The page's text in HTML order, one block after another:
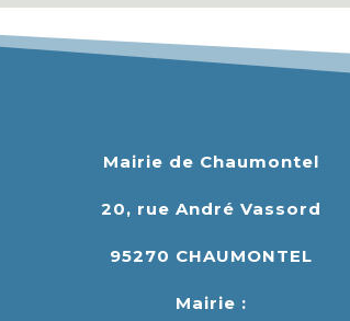
Mairie de Chaumontel
20, rue André Vassord
95270 CHAUMONTEL
Mairie :